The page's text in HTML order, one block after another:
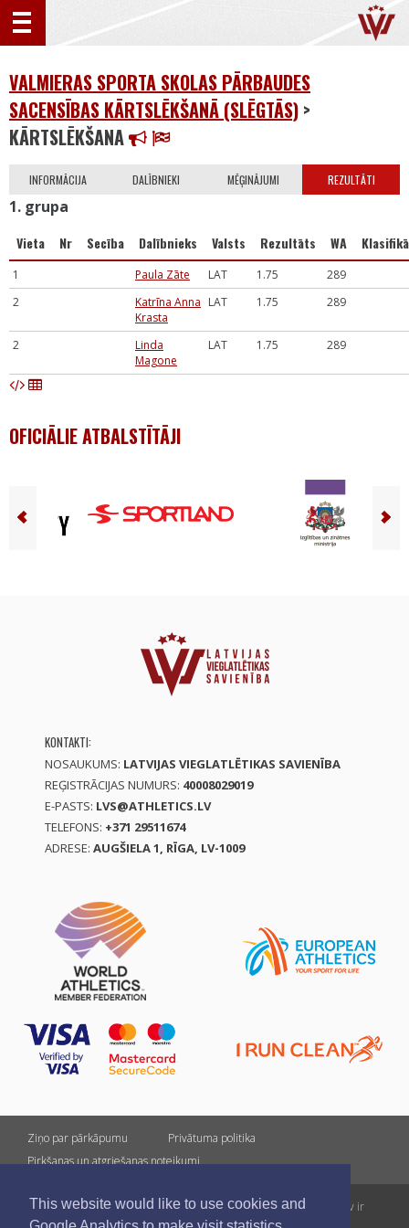
This website would like to use cookies and
VALMIERAS SPORTA SKOLAS PĀRBAUDES
SACENSĪBAS KĀRTSLĒKŠANĀ (SLĒGTĀS) >
KĀRTSLĒKŠANA
INFORMĀCIJA DALĪBNIEKI MĒĢINĀJUMI REZULTĀTI
1. grupa
Vieta Nr Secība Dalībnieks Valsts Rezultāts WA
1 Paula Zāte LAT 1.75
289
2
Katrīna Anna
Krasta
LAT 1.75 289
2
Linda
Magone
LAT 1.75 289
OFICIĀLIE ATBALSTĪTĀJI
KONTAKTI:
NOSAUKUMS: LATVIJAS VIEGLATLĒTIKAS SAVIENĪBA
REĢISTRĀCIJAS NUMURS: 40008029019
E-PASTS: LVS@ATHLETICS.LV
TELEFONS: +371 29511674
ADRESE: AUGŠIELA 1, RĪGA, LV-1009
Ziņo par pārkāpumu
Privātuma politika
Pirkšanas un atgriešanas noteikumi
Visas tiesības rezervētas. Pārpublicēšanas gadījumā saite uz athletics.lv ir